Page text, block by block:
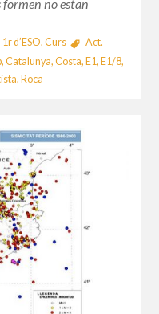
formen no estan
1r d’ESO, Curs
Act.
,Catalunya,Costa,E1,E1/8,
,Roca